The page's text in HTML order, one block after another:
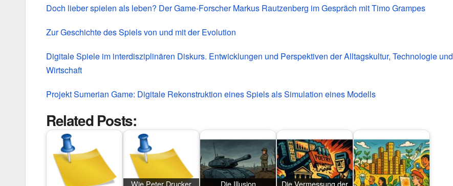
Doch lieber spielen als leben? Der Game-Forscher Markus Rautzenberg im Gespräch mit Timo Grampes
Zur Geschichte des Spiels von und mit der Evolution
Digitale Spiele im interdisziplinären Diskurs. Entwicklungen und Perspektiven der Alltagskultur, Technologie und
Wirtschaft
Projekt Sumerian Game: Digitale Rekonstruktion eines Spiels als Simulation eines Modells
Related Posts:
Wie Peter Drucker
Die Illusion
Die Vermessung der